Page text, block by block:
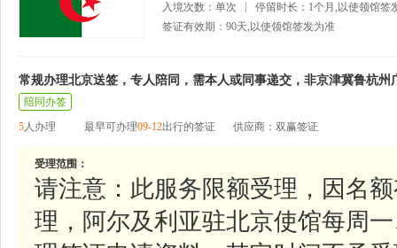
入境次数：单次
停留时长：1个月,以使领馆签
签证有效期：90天,以使领馆签发为准
常规办理北京送签，专人陪同，需本人或同事递交，非京津冀鲁杭州
陪同办签
5人办理 最早可办理09-12出行的签证 供应商：双赢签证
受理范围：
请注意：此服务限额受理，因名
理，阿尔及利亚驻北京使馆每周